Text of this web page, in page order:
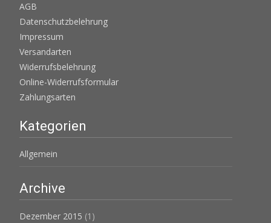
AGB
Datenschutzbelehrung
Impressum
Versandarten
Widerrufsbelehrung
Online-Widerrufsformular
Zahlungsarten
Kategorien
Allgemein
Archive
Dezember 2015 (1)